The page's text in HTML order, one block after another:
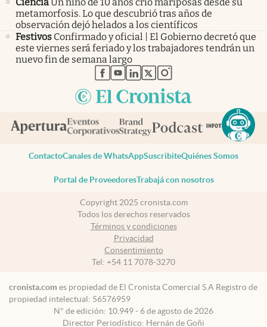
metamorfosis. Lo que descubrió tras años de
observación dejó helados a los científicos
Festivos Confirmado y oficial | El Gobierno decretó que
este viernes será feriado y los trabajadores tendrán un
nuevo fin de semana largo
abre en nueva pestaña
abre en nueva pestaña
abre en nueva pestaña
abre en nueva pestaña
abre en nueva pestaña
ContactoCanales de WhatsAppSuscribiteQuiénes Somos
Portal de ProveedoresTrabajá con nosotros
Copyright 2025 cronista.com
Todos los derechos reservados
Términos y condiciones
Privacidad
Consentimiento
Tel: +54 11 7078-3270
cronista.com es propiedad de El Cronista Comercial S.A Registro de
propiedad intelectual: 56576959
N° de edición: 10.949 - 6 de agosto de 2026
Director Periodístico: Hernán de Goñi